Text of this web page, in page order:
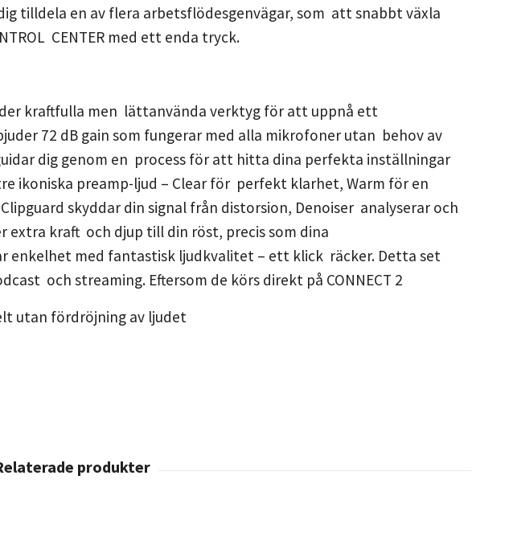
tilldela en av flera arbetsflödesgenvägar, som att snabbt växla
CENTER med ett enda tryck.
kraftfulla men lättanvända verktyg för att uppnå ett
72 dB gain som fungerar med alla mikrofoner utan behov av
dig genom en process för att hitta dina perfekta inställningar
ikoniska preamp-ljud – Clear för perfekt klarhet, Warm för en
skyddar din signal från distorsion, Denoiser analyserar och
extra kraft och djup till din röst, precis som dina
med fantastisk ljudkvalitet – ett klick räcker. Detta set
och streaming. Eftersom de körs direkt på CONNECT 2
utan fördröjning av ljudet